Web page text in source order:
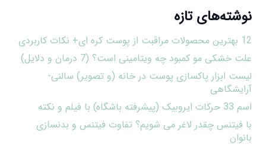
نوشته‌های تازه
12 بهترین محصولات مراقبت از پوست کره ای+ نکات کاربردی
علت خشکی مو کمبود چه ویتامینی است؟ (7 درمان و دلایل)
لیست ابزار پاکسازی پوست در خانه (و تصویر) سالنی-
آرایشگاهی
اسم 33 حرکات ایروبیک (پیشرفته باشگاه) با فیلم و نکته
با فیتنس چقدر لاغر می شویم؟ تفاوت فیتنس و بدنسازی
بانوان